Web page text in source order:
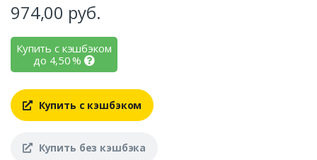
974,00 руб.
Купить с кэшбэком
до 4,50%
Купить с кэшбэком
Купить без кэшбэка